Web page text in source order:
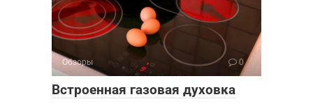
Обзоры 0
Встроенная газовая духовка